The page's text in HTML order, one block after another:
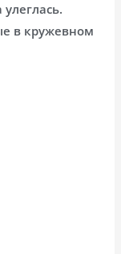
в кружевном